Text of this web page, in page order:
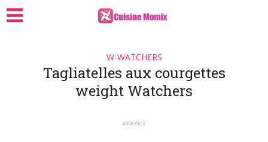
W-WATCHERS
Tagliatelles aux courgettes
weight Watchers
ANNONCE